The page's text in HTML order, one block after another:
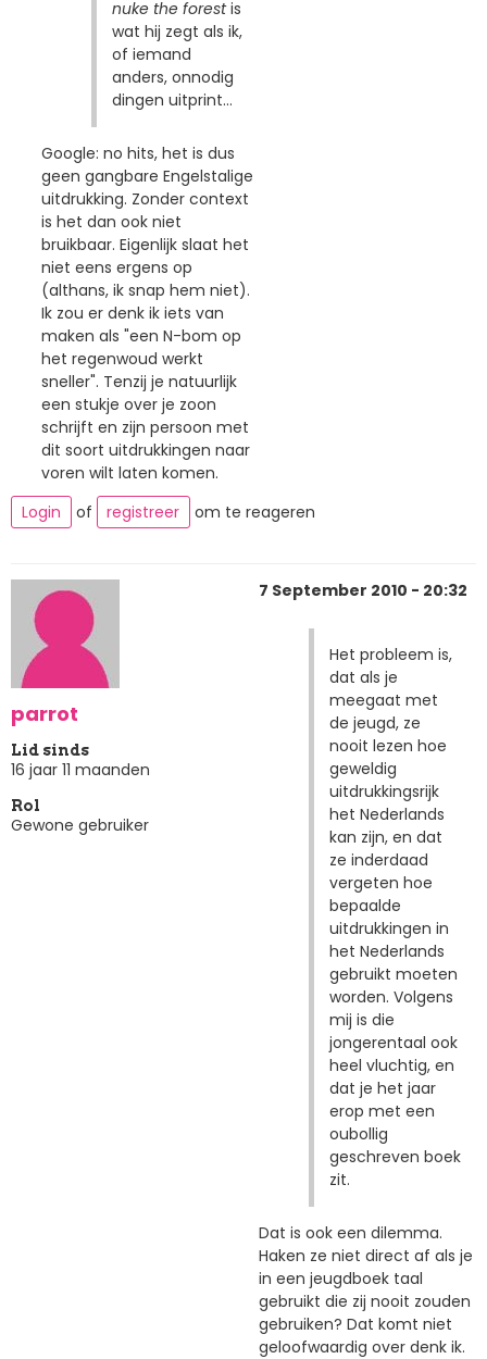
nuke the forestis
wat hij zegt als ik,
of iemand
anders, onnodig
dingen uitprint...
Google: no hits, het is dus
geen gangbare Engelstalige
uitdrukking. Zonder context
is het dan ook niet
bruikbaar. Eigenlijk slaat het
niet eens ergens op
(althans, ik snap hem niet).
Ik zou er denk ik iets van
maken als "een N-bom op
het regenwoud werkt
sneller". Tenzij je natuurlijk
een stukje over je zoon
schrijft en zijn persoon met
dit soort uitdrukkingen naar
voren wilt laten komen.
Login
of registreer om te reageren
parrot
Lid sinds
16 jaar 11 maanden
Rol
Gewone gebruiker
7 September 2010 - 20:32
Het probleem is,
dat als je
meegaat met
de jeugd, ze
nooit lezen hoe
geweldig
uitdrukkingsrijk
het Nederlands
kan zijn, en dat
ze inderdaad
vergeten hoe
bepaalde
uitdrukkingen in
het Nederlands
gebruikt moeten
worden. Volgens
mij is die
jongerentaal ook
heel vluchtig, en
dat je het jaar
erop met een
oubollig
geschreven boek
zit.
Dat is ook een dilemma.
Haken ze niet direct af als je
in een jeugdboek taal
gebruikt die zij nooit zouden
gebruiken? Dat komt niet
geloofwaardig over denk ik.